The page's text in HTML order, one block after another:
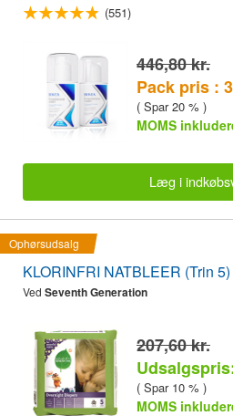
(551)
446,80 kr.
Pack pris :
( Spar 20 % )
MOMS
Læg i
Ophørsudsalg
KLORINFRI NATBLEER (Trin
Ved Seventh Generation
207,60 kr.
( Spar 10 % )
MOMS